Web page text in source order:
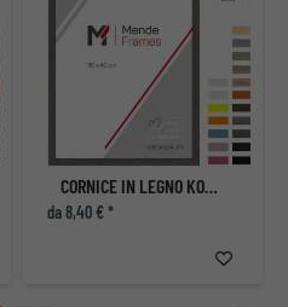
CORNICE IN LEGNO KOUDOU
da 8,40 € *